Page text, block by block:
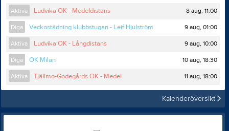
Aktiva Ludvika OK - Medeldistans 8 aug, 11:00
Diga Veckostädning klubbstugan - Leif Hjulström 9 aug, 01:00
Aktiva Ludvika OK - Långdistans 9 aug, 10:00
Diga OK Milan 10 aug, 18:30
Aktiva Tjällmo-Godegårds OK - Medel 11 aug, 18:00
Kalenderöversikt